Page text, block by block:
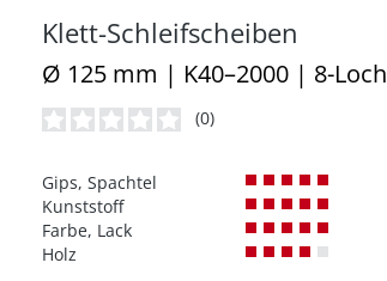
Klett-Schleifscheiben
Ø 125 mm | K40–2000 | 8-Loch
(0)
Gips, Spachtel
Kunststoff
Farbe, Lack
Holz